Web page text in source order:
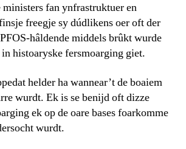
ministers fan ynfrastruktuer en
freegje sy dúdlikens oer oft der
hâldende middels brûkt wurde
histoaryske fersmoarging giet.
helder ha wannear’t de boaiem
wurdt. Ek is se benijd oft dizze
ek op de oare bases foarkomme
wurdt.